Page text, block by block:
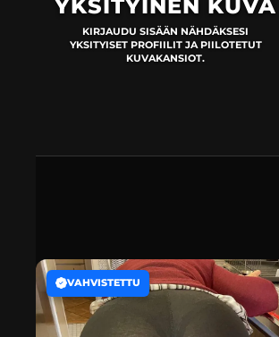
YKSITYINEN KUVA
KIRJAUDU SISÄÄN NÄHDÄKSESI
YKSITYISET PROFIILIT JA PIILOTETUT
KUVAKANSIOT.
VAHVISTETTU